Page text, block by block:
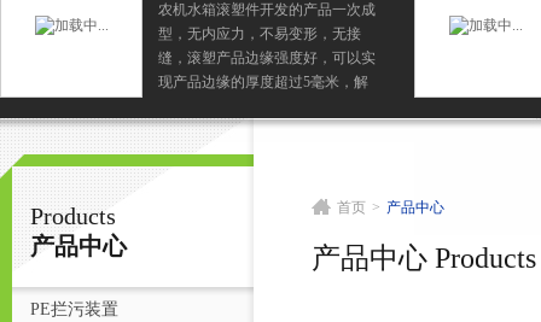
首
农机水箱滚塑件开发的产品一次成
型，无内应力，不易变形，无接
缝，滚塑产品边缘强度好，可以实
现产品边缘的厚度超过5毫米，解
调整模具，滚塑产品的壁厚可以自
由调整（2mm以上）。
Products
产品中心
PE拦污装置
首页 > 产品中心
产品中心 Products